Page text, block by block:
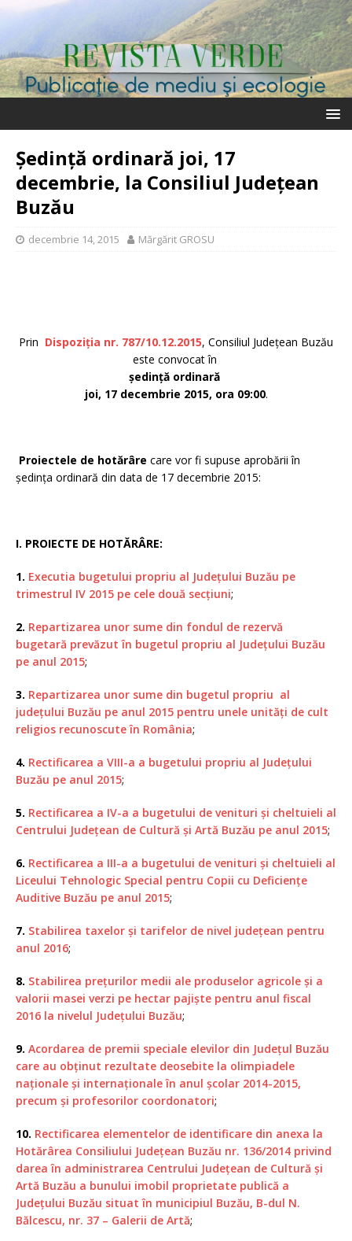
Ședință ordinară joi, 17
decembrie, la Consiliul Județean
Buzău
decembrie 14, 2015 Mărgărit GROSU
Prin Dispoziția nr. 787/10.12.2015, Consiliul Județean Buzău
este convocat în
ședință ordinară
joi, 17 decembrie 2015, ora 09:00.
Proiectele de hotărâre care vor fi supuse aprobării în
ședința ordinară din data de 17 decembrie 2015:
I. PROIECTE DE HOTĂRÂRE:
1. Executia bugetului propriu al Județului Buzău pe
trimestrul IV 2015 pe cele două secțiuni;
2. Repartizarea unor sume din fondul de rezervă
bugetară prevăzut în bugetul propriu al Județului Buzău
pe anul 2015;
3. Repartizarea unor sume din bugetul propriu al
județului Buzău pe anul 2015 pentru unele unități de cult
religios recunoscute în România;
4. Rectificarea a VIII-a a bugetului propriu al Județului
Buzău pe anul 2015;
5. Rectificarea a IV-a a bugetului de venituri și cheltuieli al
Centrului Județean de Cultură și Artă Buzău pe anul 2015;
6. Rectificarea a III-a a bugetului de venituri și cheltuieli al
Liceului Tehnologic Special pentru Copii cu Deficiențe
Auditive Buzău pe anul 2015;
7. Stabilirea taxelor și tarifelor de nivel județean pentru
anul 2016;
8. Stabilirea prețurilor medii ale produselor agricole și a
valorii masei verzi pe hectar pajiște pentru anul fiscal
2016 la nivelul Județului Buzău;
9. Acordarea de premii speciale elevilor din Județul Buzău
care au obținut rezultate deosebite la olimpiadele
naționale și internaționale în anul școlar 2014-2015,
precum și profesorilor coordonatori;
10. Rectificarea elementelor de identificare din anexa la
Hotărârea Consiliului Județean Buzău nr. 136/2014 privind
darea în administrarea Centrului Județean de Cultură și
Artă Buzău a bunului imobil proprietate publică a
Județului Buzău situat în municipiul Buzău, B-dul N.
Bălcescu, nr. 37 – Galerii de Artă;